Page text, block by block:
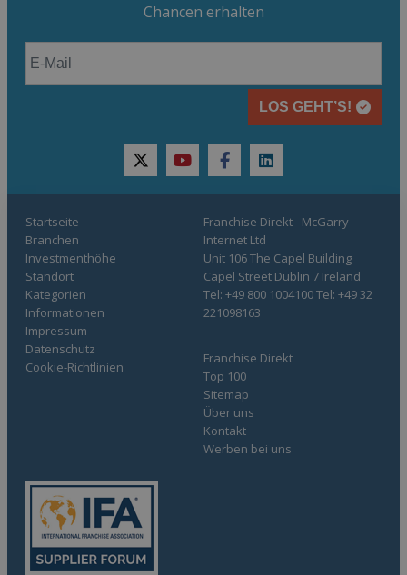
Chancen erhalten
LOS GEHT’S!
twitteryoutubefacebooklinkedin
Startseite
Branchen
Investmenthöhe
Standort
Kategorien
Informationen
Franchise Direkt
Top 100
Sitemap
Über uns
Kontakt
Werben bei uns
Impressum
Datenschutz
Cookie-Richtlinien
Franchise Direkt - McGarry
Internet Ltd
Unit 106 The Capel Building
Capel Street Dublin 7 Ireland
Tel: +49 800 1004100 Tel: +49 32
221098163